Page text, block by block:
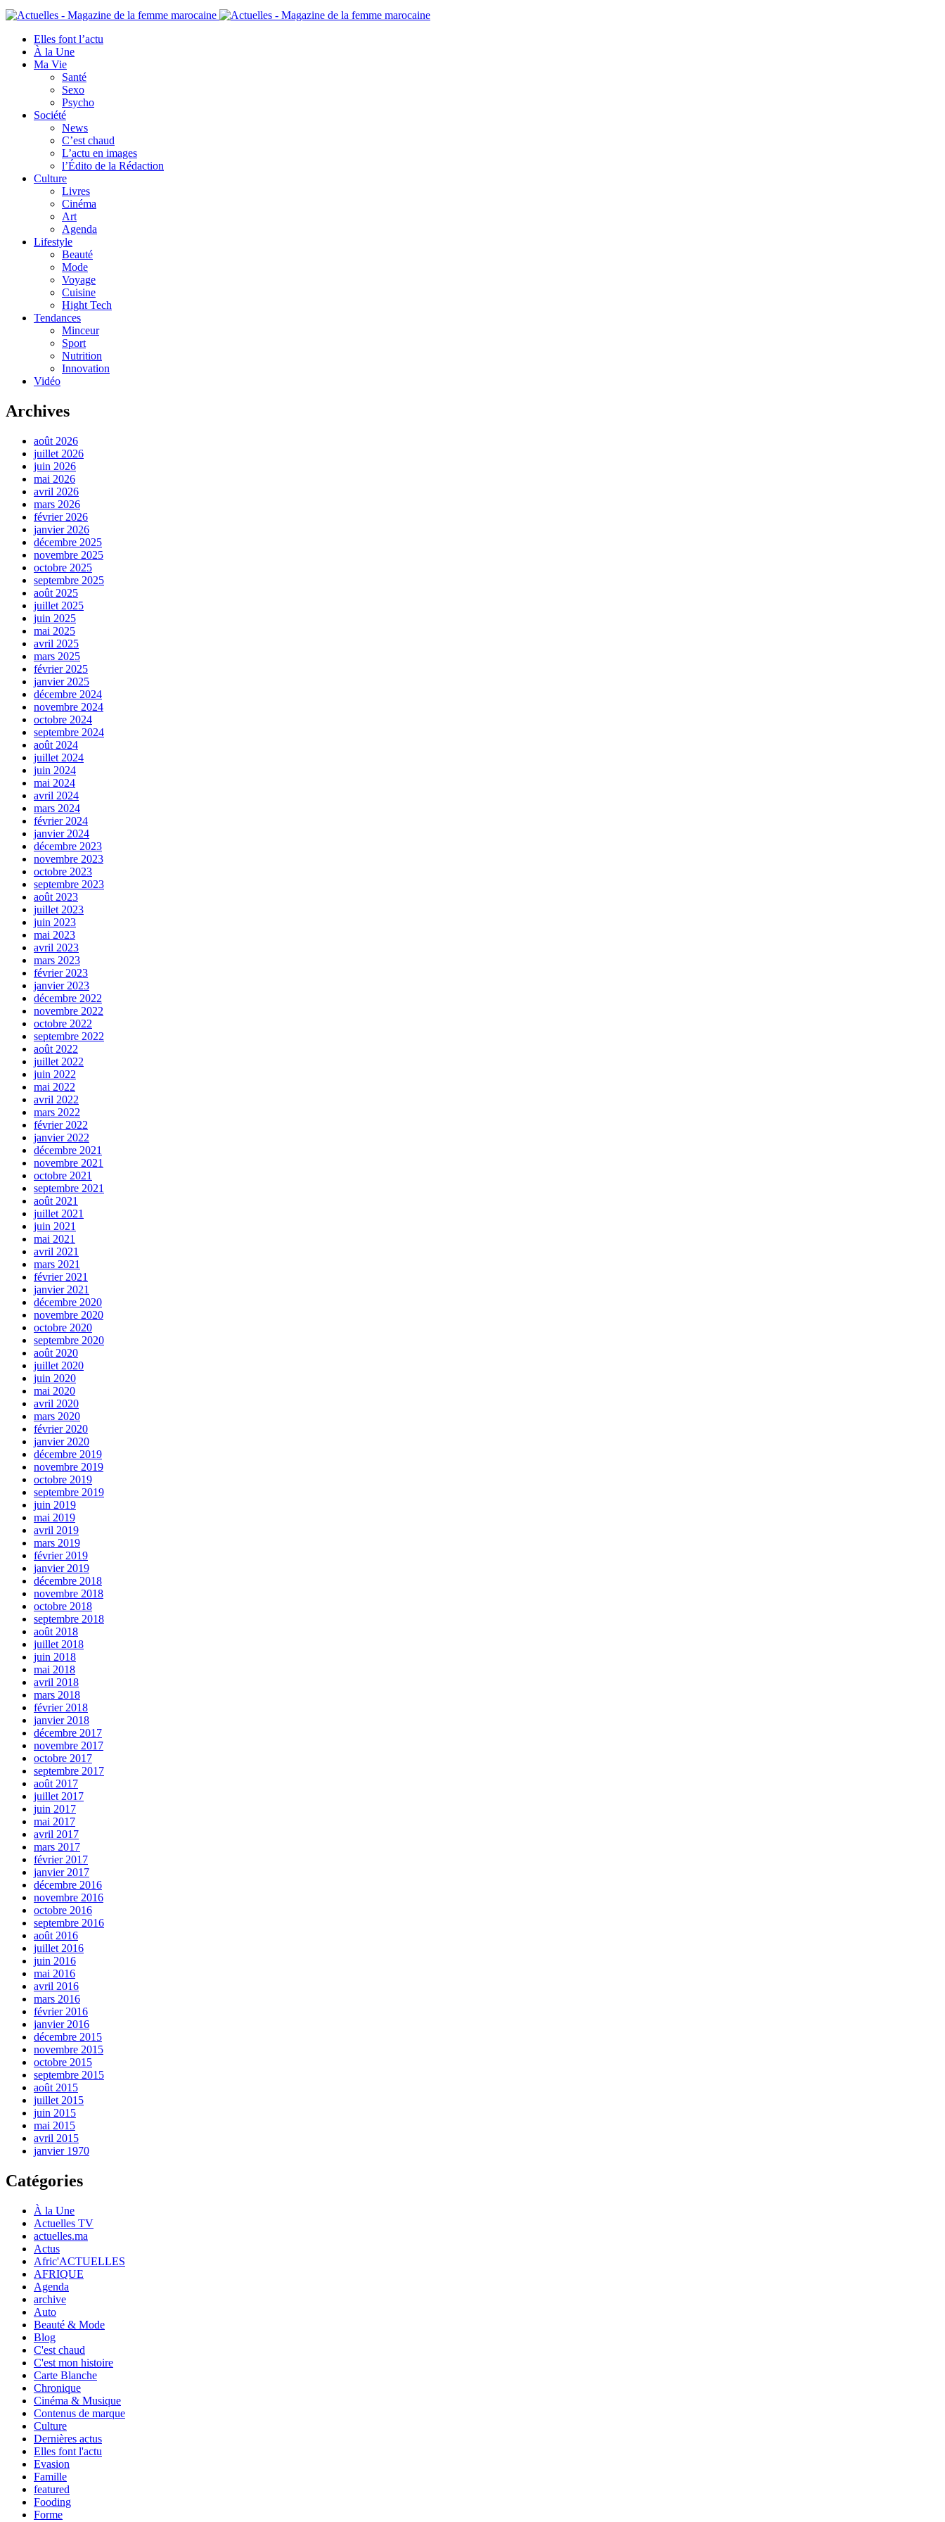
Elles font l’actu
À la Une
Ma Vie
Santé
Sexo
Psycho
Société
News
C’est chaud
L’actu en images
l’Édito de la Rédaction
Culture
Livres
Cinéma
Art
Agenda
Lifestyle
Beauté
Mode
Voyage
Cuisine
Hight Tech
Tendances
Minceur
Sport
Nutrition
Innovation
Vidéo
Archives
août 2026
juillet 2026
juin 2026
mai 2026
avril 2026
mars 2026
février 2026
janvier 2026
décembre 2025
novembre 2025
octobre 2025
septembre 2025
août 2025
juillet 2025
juin 2025
mai 2025
avril 2025
mars 2025
février 2025
janvier 2025
décembre 2024
novembre 2024
octobre 2024
septembre 2024
août 2024
juillet 2024
juin 2024
mai 2024
avril 2024
mars 2024
février 2024
janvier 2024
décembre 2023
novembre 2023
octobre 2023
septembre 2023
août 2023
juillet 2023
juin 2023
mai 2023
avril 2023
mars 2023
février 2023
janvier 2023
décembre 2022
novembre 2022
octobre 2022
septembre 2022
août 2022
juillet 2022
juin 2022
mai 2022
avril 2022
mars 2022
février 2022
janvier 2022
décembre 2021
novembre 2021
octobre 2021
septembre 2021
août 2021
juillet 2021
juin 2021
mai 2021
avril 2021
mars 2021
février 2021
janvier 2021
décembre 2020
novembre 2020
octobre 2020
septembre 2020
août 2020
juillet 2020
juin 2020
mai 2020
avril 2020
mars 2020
février 2020
janvier 2020
décembre 2019
novembre 2019
octobre 2019
septembre 2019
juin 2019
mai 2019
avril 2019
mars 2019
février 2019
janvier 2019
décembre 2018
novembre 2018
octobre 2018
septembre 2018
août 2018
juillet 2018
juin 2018
mai 2018
avril 2018
mars 2018
février 2018
janvier 2018
décembre 2017
novembre 2017
octobre 2017
septembre 2017
août 2017
juillet 2017
juin 2017
mai 2017
avril 2017
mars 2017
février 2017
janvier 2017
décembre 2016
novembre 2016
octobre 2016
septembre 2016
août 2016
juillet 2016
juin 2016
mai 2016
avril 2016
mars 2016
février 2016
janvier 2016
décembre 2015
novembre 2015
octobre 2015
septembre 2015
août 2015
juillet 2015
juin 2015
mai 2015
avril 2015
janvier 1970
Catégories
À la Une
Actuelles TV
actuelles.ma
Actus
Afric'ACTUELLES
AFRIQUE
Agenda
archive
Auto
Beauté & Mode
Blog
C'est chaud
C'est mon histoire
Carte Blanche
Chronique
Cinéma & Musique
Contenus de marque
Culture
Dernières actus
Elles font l'actu
Evasion
Famille
featured
Fooding
Forme